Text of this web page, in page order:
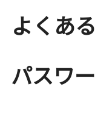
よくあ
パスワ